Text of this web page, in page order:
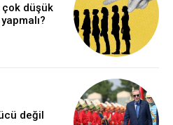
çok düşük
değil